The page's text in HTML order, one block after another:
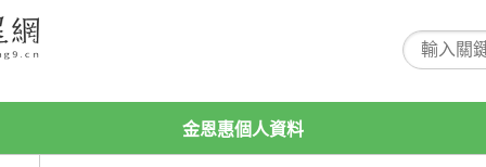
金恩惠個人資料